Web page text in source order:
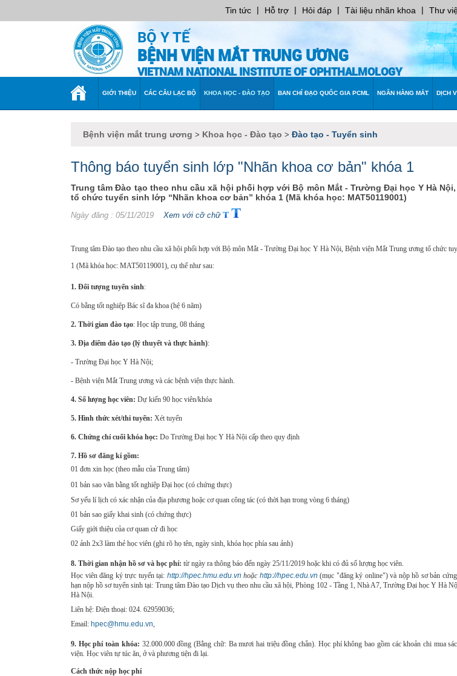
Tin tức | Hỗ trợ | Hỏi đáp | Tài liệu nhãn khoa | Thư
BỘ Y TẾ
BỆNH VIỆN MẮT TRUNG ƯƠNG
VIETNAM NATIONAL INSTITUTE OF OPHTHALMOLOGY
TRANG GIỚI THIỆU CÁC CÂU LẠC BỘ KHOA HỌC - ĐÀO TẠO BAN CHỈ ĐẠO QUỐC GIA PCML NGÂN HÀNG MẮT DỊCH
Bệnh viện mắt trung ương > Khoa học - Đào tạo > Đào tạo - Tuyển sinh
Thông báo tuyển sinh lớp "Nhãn khoa cơ bản" khóa 1
Trung tâm Đào tạo theo nhu cầu xã hội phối hợp với Bộ môn Mắt - Trường Đại học Y Hà
tổ chức tuyển sinh lớp “Nhãn khoa cơ bản” khóa 1 (Mã khóa học: MAT50119001)
Ngày đăng : 05/11/2019 Xem với cỡ chữ
Trung tâm Đào tạo theo nhu cầu xã hội phối hợp với Bộ môn Mắt - Trường Đại học Y Hà Nội, Bệnh viện Mắt Trung ương tổ chức
1 (Mã khóa học: MAT50119001), cụ thể như sau:
1. Đối tượng tuyển sinh:
Có bằng tốt nghiệp Bác sĩ đa khoa (hệ 6 năm)
2. Thời gian đào tạo: Học tập trung, 08 tháng
3. Địa điểm đào tạo (lý thuyết và thực hành):
- Trường Đại học Y Hà Nội;
- Bệnh viện Mắt Trung ương và các bệnh viện thực hành.
4. Số lượng học viên: Dự kiến 90 học viên/khóa
5. Hình thức xét/thi tuyển: Xét tuyển
6. Chứng chỉ cuối khóa học: Do Trường Đại học Y Hà Nội cấp theo quy định
7. Hồ sơ đăng kí gồm:
01 đơn xin học (theo mẫu của Trung tâm)
01 bản sao văn bằng tốt nghiệp Đại học (có chứng thực)
Sơ yếu lí lịch có xác nhận của địa phương hoặc cơ quan công tác (có thời hạn trong vòng 6 tháng)
01 bản sao giấy khai sinh (có chứng thực)
Giấy giới thiệu của cơ quan cử đi học
02 ảnh 2x3 làm thẻ học viên (ghi rõ họ tên, ngày sinh, khóa học phía sau ảnh)
8. Thời gian nhận hồ sơ và học phí: từ ngày ra thông báo đến ngày 25/11/2019 hoặc khi có đủ số lượng học viên.
Học viên đăng ký trực tuyến tại: http://hpec.hmu.edu.vn hoặc http://hpec.edu.vn (mục "đăng ký online") và nộp hồ sơ bản
hạn nộp hồ sơ tuyển sinh tại: Trung tâm Đào tạo Dịch vụ theo nhu cầu xã hội, Phòng 102 - Tầng 1, Nhà A7, Trường Đại học Y Hà
Hà Nội.
Liên hệ: Điện thoại: 024. 62959036;
Email: hpec@hmu.edu.vn,
9. Học phí toàn khóa: 32.000.000 đồng (Bằng chữ: Ba mươi hai triệu đồng chẵn). Học phí không bao gồm các khoản chi mua
viện. Học viên tự túc ăn, ở và phương tiện đi lại.
Cách thức nộp học phí